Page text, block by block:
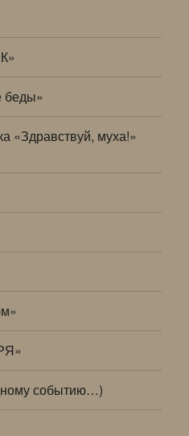
беды»
«Здравствуй, муха!»
событию…)